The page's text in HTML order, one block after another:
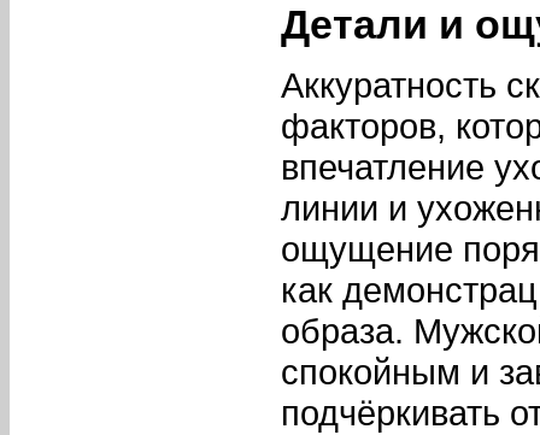
Детали и
Аккуратность
факторов,
впечатление
линии и
ощущение
как
образа.
спокойным и
подчёркивать